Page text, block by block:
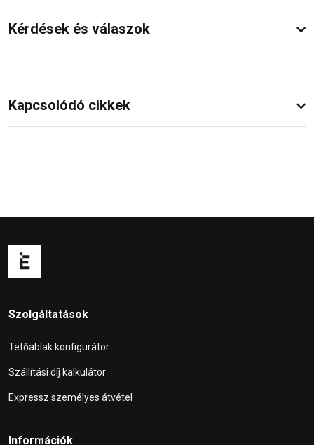
Kérdések és válaszok
Kapcsolódó cikkek
Szolgáltatások
Tetőablak konfigurátor
Szállítási díj kalkulátor
Expressz személyes átvétel
Információk